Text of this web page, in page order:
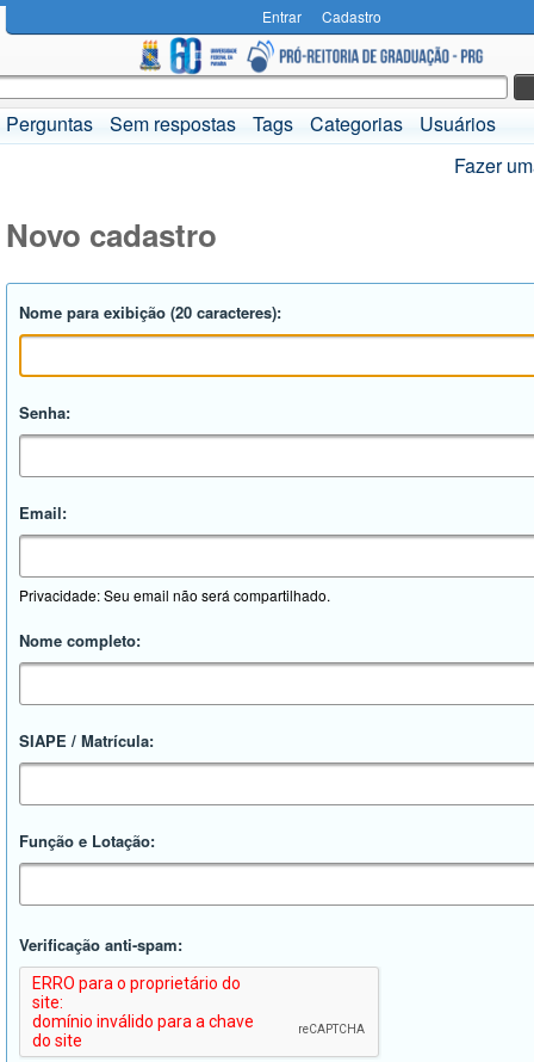
Entrar Cadastro
Perguntas Sem respostas Tags Categorias
Usuários
Fazer
Novo cadastro
Nome para exibição (20 caracteres):
Senha:
Email:
Privacidade: Seu email não será compartilhado.
Nome completo:
SIAPE / Matrícula:
Função e Lotação:
Verificação anti-spam: